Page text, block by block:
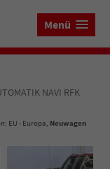
Menü
NAVI RFK
EU - Europa, Neuwagen